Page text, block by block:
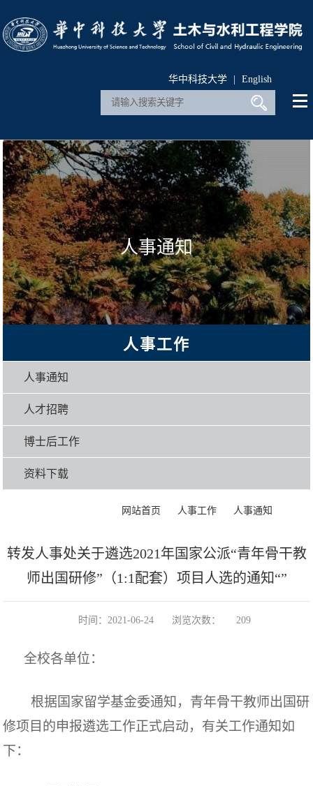
华中科技大学 | English
人事通知
人事工作
人事通知
人才招聘
博士后工作
资料下载
网站首页 人事工作 人事通知
转发人事处关于遴选2021年国家公派“青年骨干教
师出国研修”（1:1配套）项目人选的通知“”
时间：2021-06-24 浏览次数： 209
全校各单位：
根据国家留学基金委通知， 青年骨干教师出国研
修项目的申报遴选工作正式启动， 有关工作通知如
下：